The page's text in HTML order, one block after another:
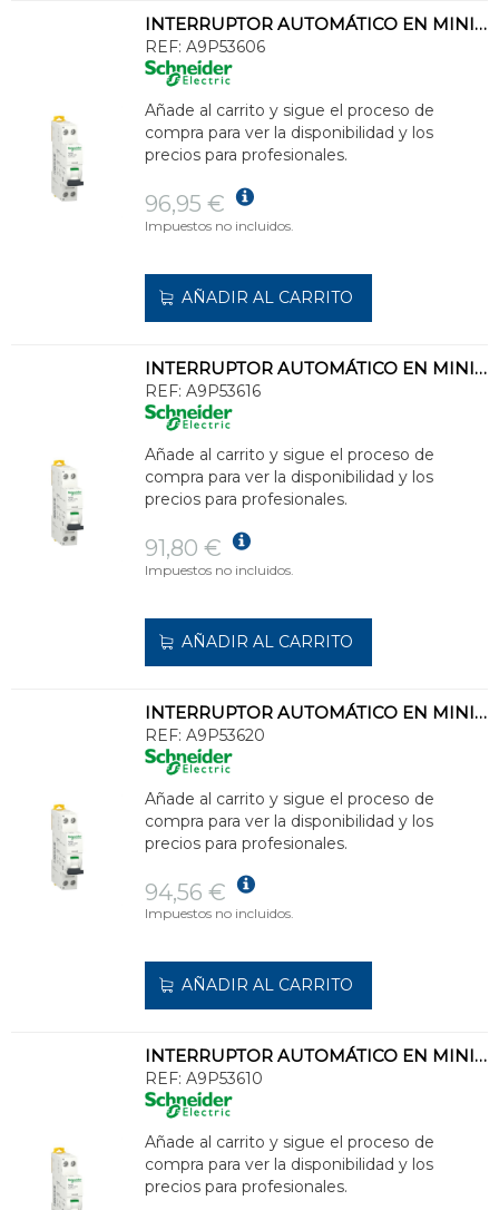
INTERRUPTOR AUTOMÁTICO EN MINIATURA ACTI 9 IC40F 1PN C 6A 6000A/6kAI
REF: A9P53606
Añade al carrito y sigue el proceso de
compra para ver la disponibilidad y los
precios para profesionales.
96,95 €
Impuestos no incluidos.
AÑADIR AL CARRITO
INTERRUPTOR AUTOMÁTICO EN MINIATURA ACTI 9 IC40F 1PN C 16A 6000A/6kA
REF: A9P53616
Añade al carrito y sigue el proceso de
compra para ver la disponibilidad y los
precios para profesionales.
91,80 €
Impuestos no incluidos.
AÑADIR AL CARRITO
INTERRUPTOR AUTOMÁTICO EN MINIATURA ACTI 9 IC40F 1PN C 20A 6000A/6kA
REF: A9P53620
Añade al carrito y sigue el proceso de
compra para ver la disponibilidad y los
precios para profesionales.
94,56 €
Impuestos no incluidos.
AÑADIR AL CARRITO
INTERRUPTOR AUTOMÁTICO EN MINIATURA ACTI 9 IC40F 1PN C 10A 6000A/6kA
REF: A9P53610
Añade al carrito y sigue el proceso de
compra para ver la disponibilidad y los
precios para profesionales.